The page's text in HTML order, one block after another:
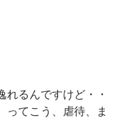
れるんですけど・・
ってこう、虐待、ま